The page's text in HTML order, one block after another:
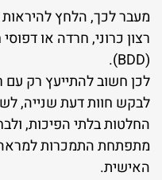
מעבר לכך, הלחץ להיראות
רצון כרוני, חרדה או
(BDD).
לכן חשוב להתייעץ רק עם
לבקש חוות דעת שנייה,
החלטות בלתי הפיכות,
מתפתחת התמכרות
האישית.